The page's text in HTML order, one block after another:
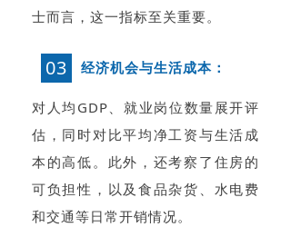
士而言，这一指标至关重要。
03 经济机会与生活成本：
对人均GDP、就业岗位数量展开评
估，同时对比平均净工资与生活成
本的高低。此外，还考察了住房的
可负担性，以及食品杂货、水电费
和交通等日常开销情况。